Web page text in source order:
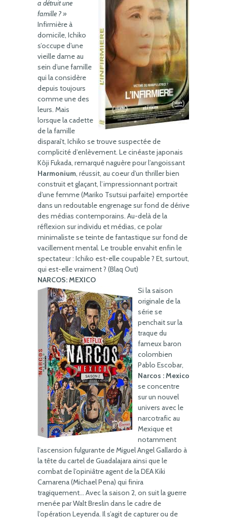
a détruit une
famille ? »
Infirmière à
domicile, Ichiko
s’occupe d’une
vieille dame au
sein d’une famille
qui la considère
depuis toujours
comme une des
leurs. Mais
lorsque la cadette
de la famille
disparaît, Ichiko se trouve suspectée de
complicité d’enlèvement. Le cinéaste japonais
Kôji Fukada, remarqué naguère pour l’angoissant
Harmonium, réussit, au coeur d’un thriller bien
construit et glaçant, l’impressionnant portrait
d’une femme (Mariko Tsutsui parfaite) emportée
dans un redoutable engrenage sur fond de dérive
des médias contemporains. Au-delà de la
réflexion sur individu et médias, ce polar
minimaliste se teinte de fantastique sur fond de
vacillement mental. Le trouble envahit enfin le
spectateur : Ichiko est-elle coupable ? Et, surtout,
qui est-elle vraiment ? (Blaq Out)
NARCOS: MEXICO
Si la saison
originale de la
série se
penchait sur la
traque du
fameux baron
colombien
Pablo Escobar,
Narcos : Mexico
se concentre
sur un nouvel
univers avec le
narcotrafic au
Mexique et
notamment
l’ascension fulgurante de Miguel Angel Gallardo à
la tête du cartel de Guadalajara ainsi que le
combat de l’opiniâtre agent de la DEA Kiki
Camarena (Michael Pena) qui finira
tragiquement… Avec la saison 2, on suit la guerre
menée par Walt Breslin dans le cadre de
l’opération Leyenda. Il s’agit de capturer ou de